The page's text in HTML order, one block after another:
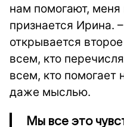
нам помогают,
признается Ирина.
открывается
всем, кто
всем, кто
даже мыслью.
Мы все это